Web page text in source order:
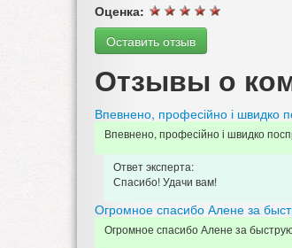
Оценка:
Оставить отзыв
Отзывы о
Впевнено, професійно і швидко
Впевнено, професійно і швидко
Ответ эксперта:
Спасибо! Удачи вам!
Огромное спасибо Алене за
Огромное спасибо Алене за